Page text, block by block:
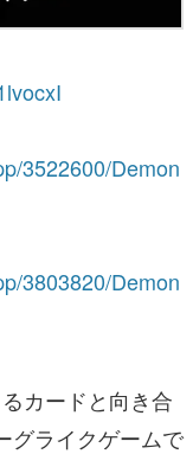
3522600/Demon
3803820/Demon
カードと向き合
グライクゲームで